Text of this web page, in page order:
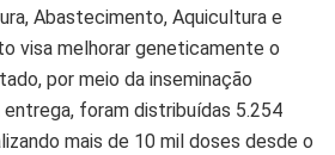
Abastecimento, Aquicultura e
visa melhorar geneticamente o
por meio da inseminação
foram distribuídas 5.254
mais de 10 mil doses desde o